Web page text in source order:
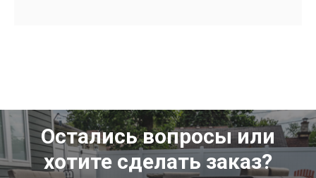
Остались вопросы или
хотите сделать заказ?